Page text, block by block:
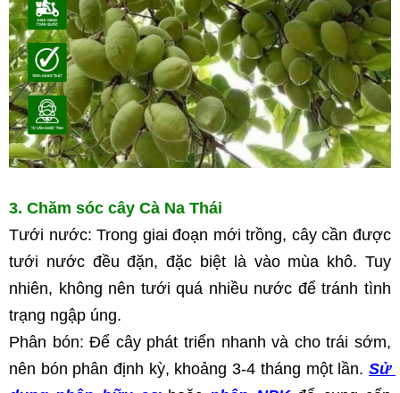
3. Chăm sóc cây Cà Na Thái
Tưới nước: Trong giai đoạn mới trồng, cây cần được
tưới nước đều đặn, đặc biệt là vào mùa khô. Tuy
nhiên, không nên tưới quá nhiều nước để tránh tình
trạng ngập úng.
Phân bón: Để cây phát triển nhanh và cho trái sớm,
nên bón phân định kỳ, khoảng 3-4 tháng một lần. Sử